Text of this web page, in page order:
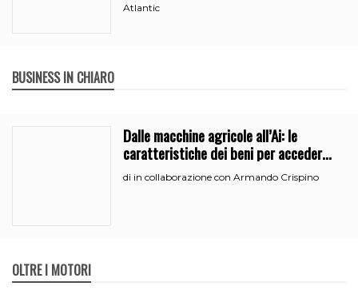
Atlantic
BUSINESS IN CHIARO
Dalle macchine agricole all’Ai: le
caratteristiche dei beni per accedere
all’iperammortamento
di in collaborazione con Armando Crispino
OLTRE I MOTORI